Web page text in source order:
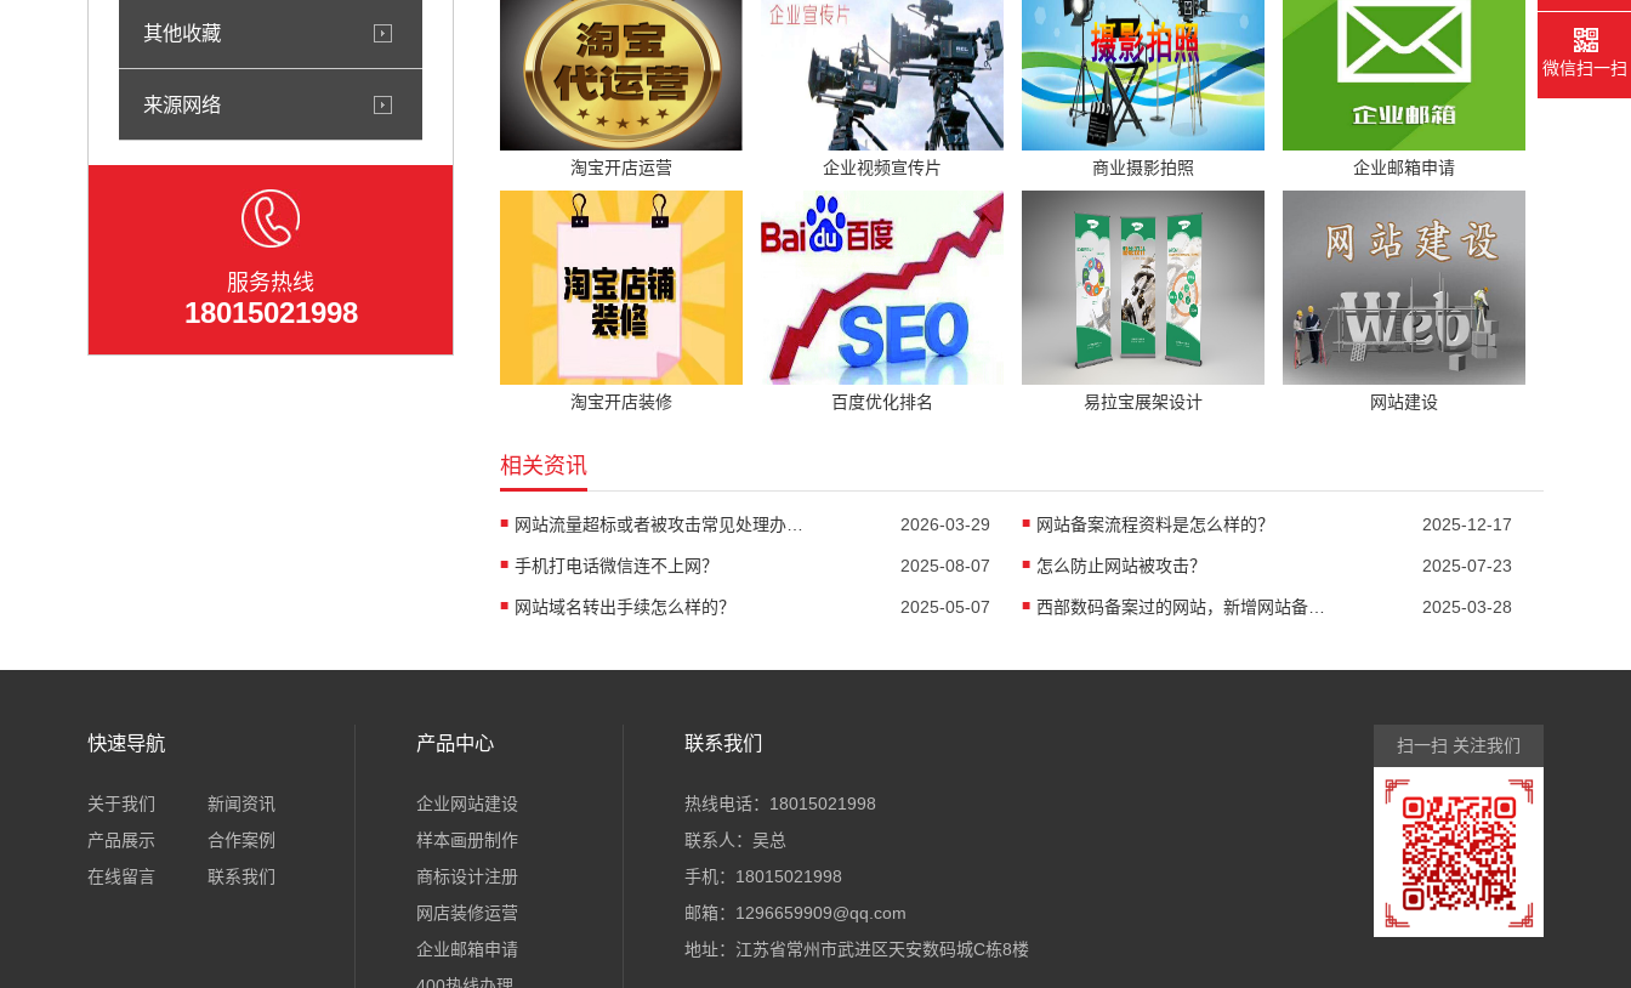
其他收藏
来源网络
服务热线
18015021998
淘宝开店运营 企业视频宣传片 商业摄影拍照 企业邮箱申请
淘宝开店装修 百度优化排名 易拉宝展架设计 网站建设
相关资讯
2026-03-29 网站备案流程资料是怎么样的？ 2025-12-17
手机打电话微信连不上网？ 2025-08-07 怎么防止网站被攻击？ 2025-07-23
网站域名转出手续怎么样的？ 2025-05-07 西部数码备案过的网站，新增网站备案需要注意问题？ 2025-03-28
快速导航
关于我们
新闻资讯
产品展示
合作案例
在线留言
联系我们
产品中心
企业网站建设
样本画册制作
商标设计注册
网店装修运营
企业邮箱申请
联系我们
热线电话：18015021998
联系人：吴总
手机：18015021998
邮箱：1296659909@qq.com
地址：江苏省常州市武进区天安数码城C栋8楼
扫一扫 关注我们
微信扫一扫